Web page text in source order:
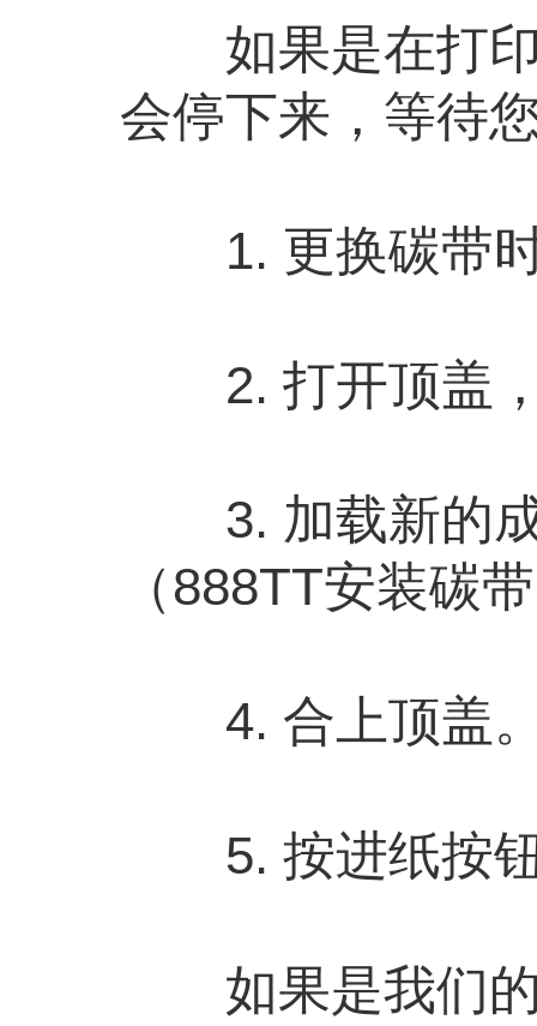
如果是在打印
会停下来，等待
1. 更换碳带时
2. 打开顶盖，
3. 加载新的成
（888TT安装碳
4. 合上顶盖
5. 按进纸按钮
如果是我们的